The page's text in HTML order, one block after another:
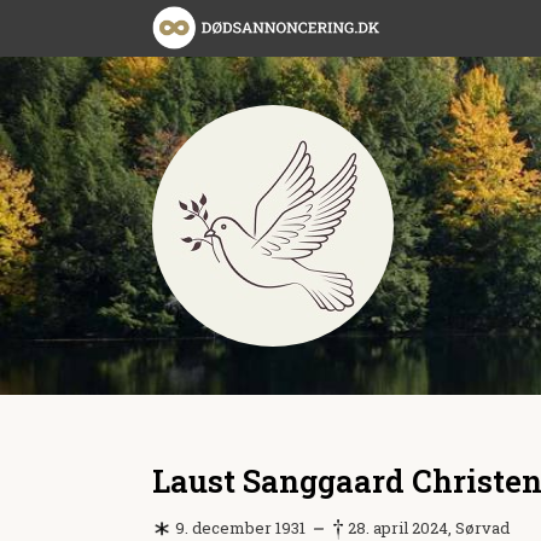
Laust Sanggaard
9. december 1931 28. april 2024, Sørvad